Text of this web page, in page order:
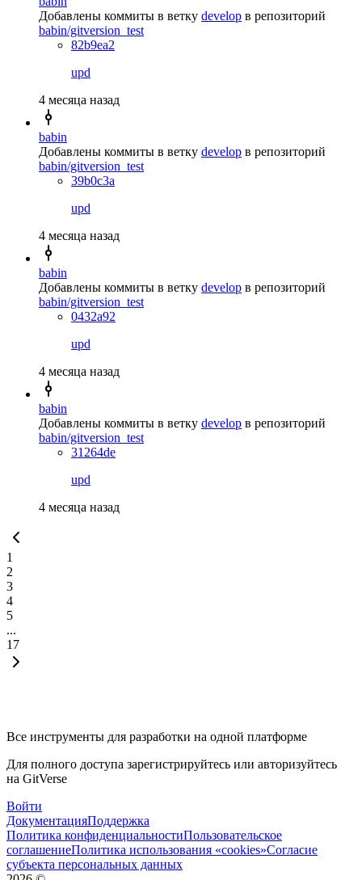
Добавлены коммиты в ветку develop в репозиторий
babin/gitversion_test
82b9ea2
upd
4 месяца назад
babin
Добавлены коммиты в ветку develop в репозиторий
babin/gitversion_test
39b0c3a
upd
4 месяца назад
babin
Добавлены коммиты в ветку develop в репозиторий
babin/gitversion_test
0432a92
upd
4 месяца назад
babin
Добавлены коммиты в ветку develop в репозиторий
babin/gitversion_test
31264de
upd
4 месяца назад
1
2
3
4
5
...
17
Все инструменты для разработки на одной платформе
Для полного доступа зарегистрируйтесь или авторизуйтесь
на GitVerse
Войти
ДокументацияПоддержка
Политика конфиденциальностиПользовательское
соглашениеПолитика использования «cookies»Согласие
субъекта персональных данных